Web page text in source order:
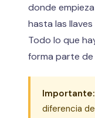
donde
hasta las
Todo lo que
forma parte de
Importante:
diferencia